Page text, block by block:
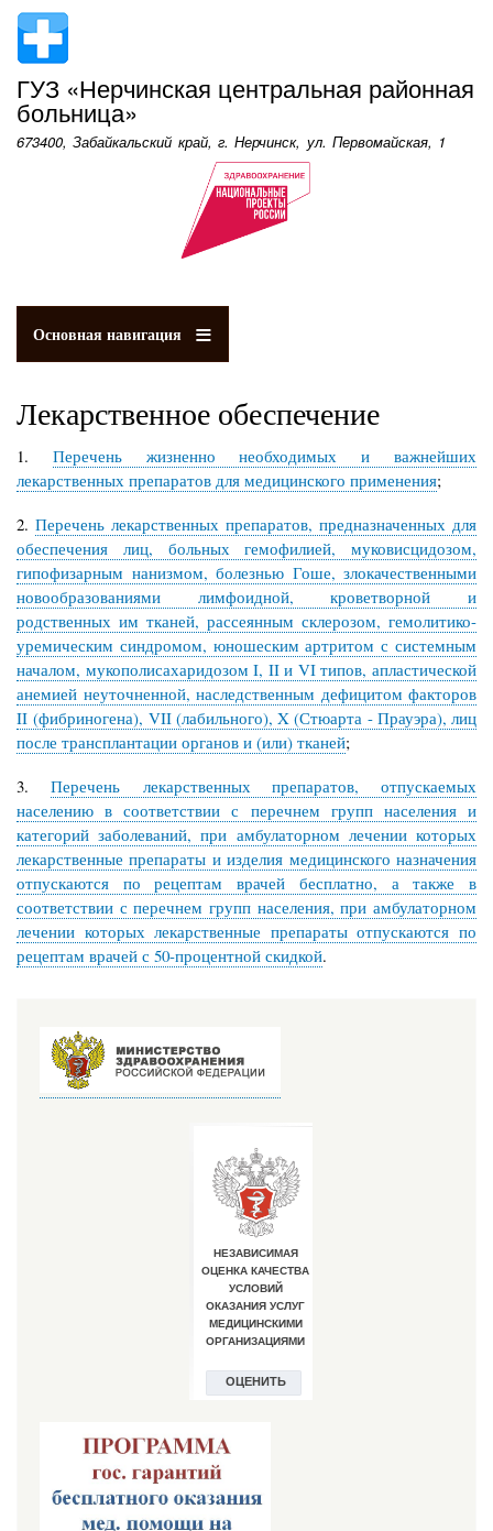
содержанию
ГУЗ «Нерчинская центральная районная
больница»
673400, Забайкальский край, г. Нерчинск, ул. Первомайская, 1
Основная навигация
Лекарственное обеспечение
1. Перечень жизненно необходимых и важнейших
лекарственных препаратов для медицинского применения;
2. Перечень лекарственных препаратов, предназначенных для
обеспечения лиц, больных гемофилией, муковисцидозом,
гипофизарным нанизмом, болезнью Гоше, злокачественными
новообразованиями лимфоидной, кроветворной и
родственных им тканей, рассеянным склерозом, гемолитико-
уремическим синдромом, юношеским артритом с системным
началом, мукополисахаридозом I, II и VI типов, апластической
анемией неуточненной, наследственным дефицитом факторов
II (фибриногена), VII (лабильного), X (Стюарта - Прауэра), лиц
после трансплантации органов и (или) тканей;
3. Перечень лекарственных препаратов, отпускаемых
населению в соответствии с перечнем групп населения и
категорий заболеваний, при амбулаторном лечении которых
лекарственные препараты и изделия медицинского назначения
отпускаются по рецептам врачей бесплатно, а также в
соответствии с перечнем групп населения, при амбулаторном
лечении которых лекарственные препараты отпускаются по
рецептам врачей с 50-процентной скидкой.